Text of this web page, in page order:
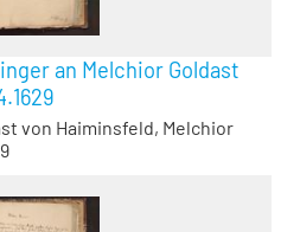
an Melchior Goldast
von Haiminsfeld, Melchior